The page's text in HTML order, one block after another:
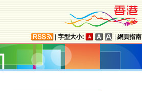
字型大小: 網頁指南